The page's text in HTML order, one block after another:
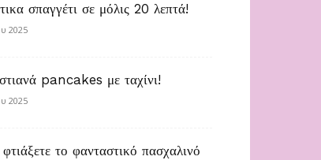
σπαγγέτι σε μόλις 20 λεπτά!
2025
pancakes με ταχίνι!
2025
το φανταστικό πασχαλινό